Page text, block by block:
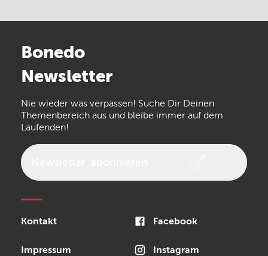
Arturia
the t.bone
Walrus Audio Epiphone
Bonedo
Newsletter
Nie wieder was verpassen! Suche Dir Deinen
Themenbereich aus und bleibe immer auf dem
Laufenden!
Kontakt
Impressum
Facebook
Instagram